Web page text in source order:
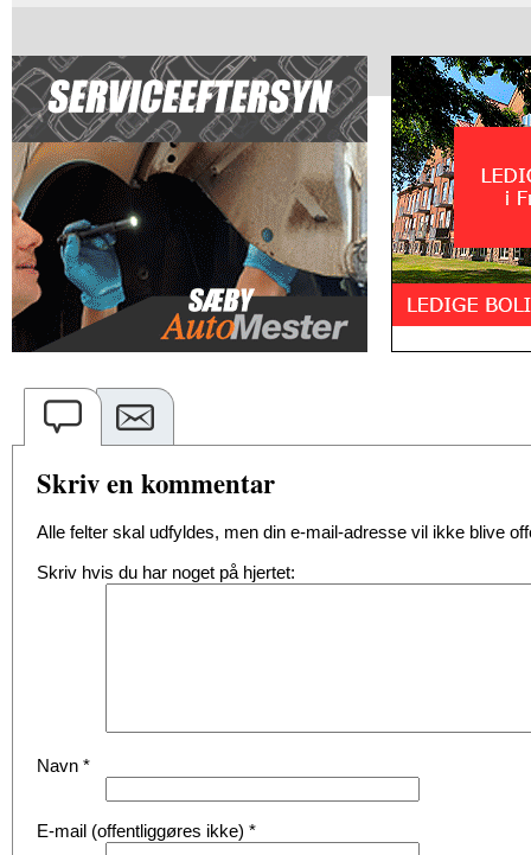
Skriv en kommentar
Alle felter skal udfyldes, men din e-mail-adresse vil ikke blive
Skriv hvis du har noget på hjertet:
Navn *
E-mail (offentliggøres ikke) *